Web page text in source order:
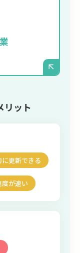
績）や世界
したいデザ
の方などに
ています。
リット
更新できる
が速い